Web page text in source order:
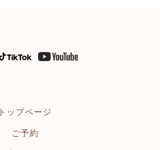
トップページ
ご予約